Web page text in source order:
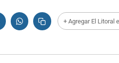
+ Agregar El Litoral